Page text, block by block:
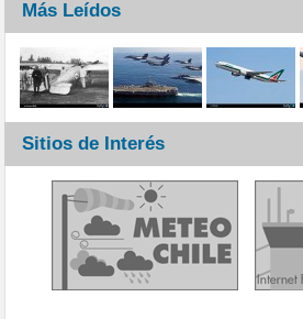
Más Leídos
Sitios de Interés